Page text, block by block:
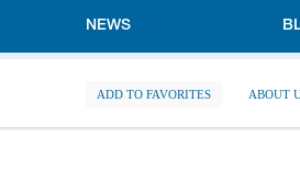
NEWS
ADD TO FAVORITES ABOUT